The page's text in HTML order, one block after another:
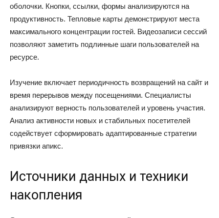
оболочки. Кнопки, ссылки, формы анализируются на
продуктивность. Тепловые карты демонстрируют места
максимального концентрации гостей. Видеозаписи сессий
позволяют заметить подлинные шаги пользователей на
ресурсе.
Изучение включает периодичность возвращений на сайт и
время перерывов между посещениями. Специалисты
анализируют верность пользователей и уровень участия.
Анализ активности новых и стабильных посетителей
содействует сформировать адаптированные стратегии
привязки апикс.
Источники данных и техники
накопления